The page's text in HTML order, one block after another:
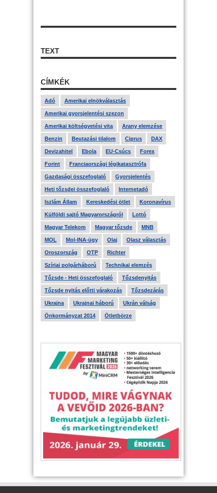
TEXT
CÍMKÉK
Adó Amerikai elnökválasztás
Amerikai gyorsjelentési szezon
Amerikai költségvetési vita Arany elemzése
Benzin Beutazási tilalom Ciprus DAX
Devizahitel Ebola EU-Csúcs Forex
Forint Franciaországi légikatasztrófa
Gazdasági összefoglaló Gyorsjelentés
Heti tőzsdei összefoglaló Internetadó
Iszlám Állam Kereskedési ötlet Koronavírus
Külföldi sajtó Magyarországról Lottó
Magyar Telekom Magyar tőzsde MNB
MOL Mol-INA-ügy Olaj Olasz választás
Oroszország OTP Richter
Szíriai polgárháború Technikai elemzés
Tőzsde - Heti összefoglaló Tőzsdenyitás
Tőzsde nyitás előtti várakozás Tőzsdezárás
Ukrajna Ukrajnai háború Ukrán válság
Önkormányzat 2014 Ötletbörze